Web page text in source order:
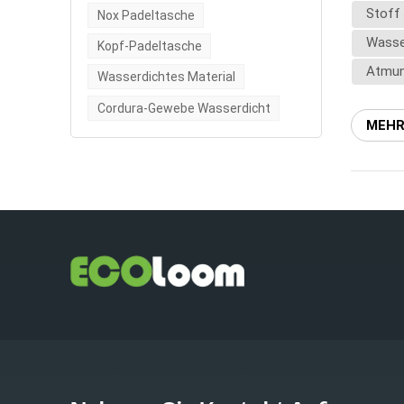
Nox Padeltasche
Kopf-Padeltasche
Wasserdichtes Material
Cordura-Gewebe Wasserdicht
das
Stoff